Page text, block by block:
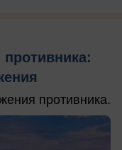
противника.